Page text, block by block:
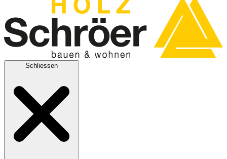
Schliessen